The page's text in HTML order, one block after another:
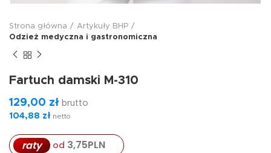
Strona główna
Artykuły BHP
Odzież medyczna i gastronomiczna
Fartuch damski M-310
129,00 zł brutto
104,88 zł netto
raty od 3,75PLN